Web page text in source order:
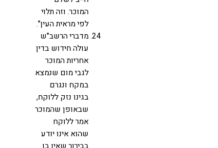
המוכר. וזה תלוי
לפי מראית העין".
מדברי הרשב"ש
עולה חידוש בדין
אחריות המוכר
לגבי מום שנמצא
במקח ונגרם
בגינו נזק ללוקח,
שבאופן שהמוכר
אמר ללוקח
שהוא אינו יודע